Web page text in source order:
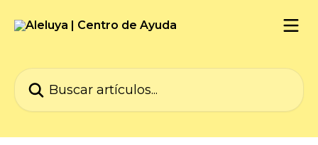
Buscar artículos...